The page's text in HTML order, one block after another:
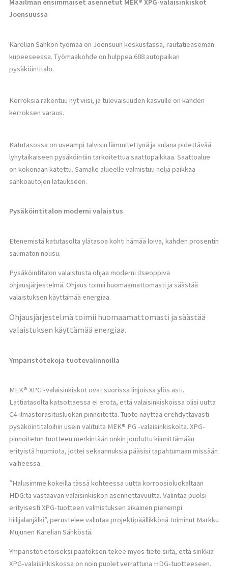
Maailman ensimmäiset asennetut MEK® XPG-valaisinkiskot
Joensuussa
Karelian Sähkön työmaa on Joensuun keskustassa, rautatieaseman
kupeeseessa. Työmaakohde on hulppea 688 autopaikan
pysäköintitalo.
Kerroksia rakentuu nyt viisi, ja tulevaisuuden kasvulle on kahden
kerroksen varaus.
Katutasossa on useampi talvisin lämmitettynä ja sulana pidettävää
lyhytaikaiseen pysäköintiin tarkoitettua saattopaikkaa. Saattoalue
on kokonaan katettu. Samalle alueelle valmistuu neljä paikkaa
sähköautojen lataukseen.
Pysäköintitalon moderni valaistus
Etenemistä katutasolta ylätasoa kohti hämää loiva, kahden prosentin
saumaton nousu.
Pysäköintitalon valaistusta ohjaa moderni itseoppiva
ohjausjärjestelmä. Ohjaus toimii huomaamattomasti ja säästää
valaistuksen käyttämää energiaa.
Ohjausjärjestelmä toimii huomaamattomasti ja säästää
valaistuksen käyttämää energiaa.
Ympäristötekoja tuotevalinnoilla
MEK® XPG -valaisinkiskot ovat suorissa linjoissa ylös asti.
Lattiatasolta katsottaessa ei erota, että valaisinkiskoissa olisi uutta
C4-ilmastorasitusluokan pinnoitetta. Tuote näyttää erehdyttävästi
pysäköintitaloihin usein valitulta MEK® PG -valaisinkiskolta. XPG-
pinnoitetun tuotteen merkintään onkin jouduttu kiinnittämään
erityistä huomiota, jottei sekaannuksia pääsisi tapahtumaan missään
vaiheessa.
”Halusimme kokeilla tässä kohteessa uutta korroosioluokaltaan
HDG:tä vastaavan valaisinkiskon asennettavuutta. Valintaa puolsi
erityisesti XPG-tuotteen valmistuksen aikainen pienempi
hiilijalanjälki”, perustelee valintaa projektipäällikkönä toiminut Markku
Mujunen Karelian Sähköstä.
Ympäristötietoiseksi päätöksen tekee myös tieto siitä, että sinkkiä
XPG-valaisinkiskossa on noin puolet verrattuna HDG-tuotteeseen.